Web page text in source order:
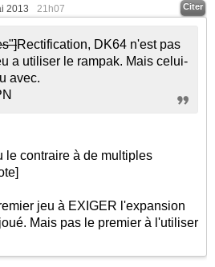
2013 21h07 Citer
Rectification, DK64 n'est pas
a utiliser le rampak. Mais celui-
avec.
le contraire à de multiples
jeu à EXIGER l'expansion
Mais pas le premier à l'utiliser